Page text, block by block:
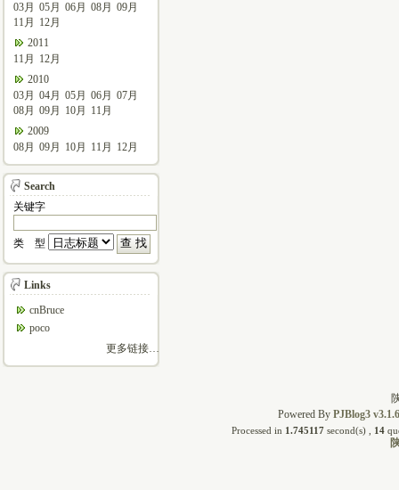
03月 05月 06月 08月 09月
11月
12月
2011
11月
12月
2010
03月 04月 05月 06月 07月
08月 09月 10月
11月
2009
08月 09月 10月 11月 12月
Search
关键字
类 型
Links
cnBruce
poco
更多链接…
Powered By PJBlog3
Processed in 1.745117second(s) , 14